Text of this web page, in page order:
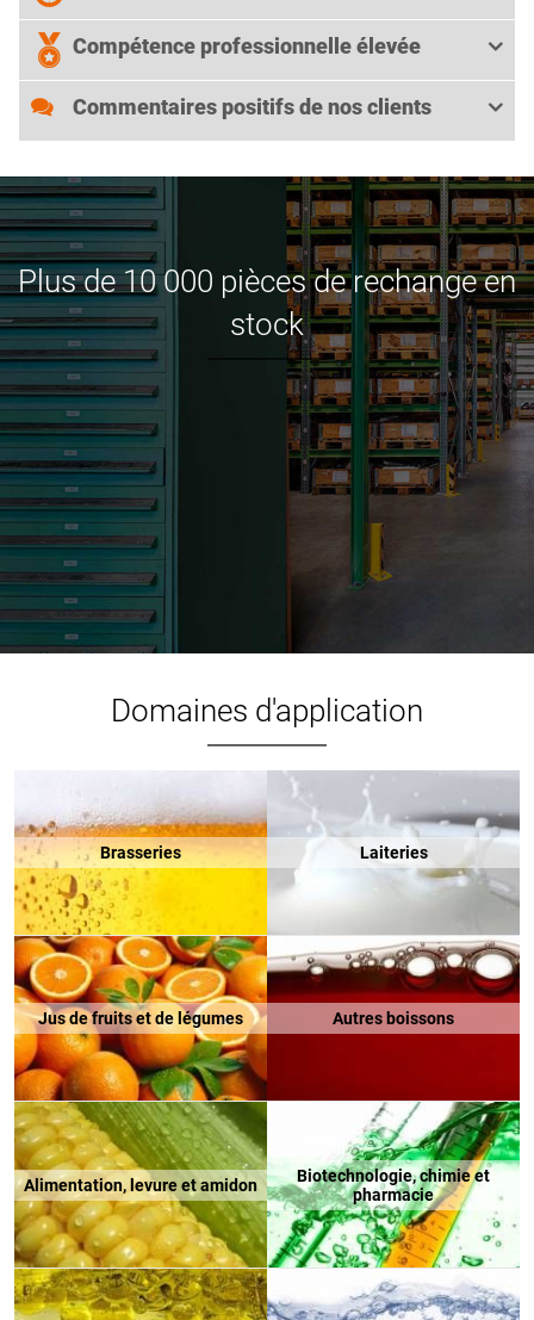
Compétence professionnelle élevée
Commentaires positifs de nos clients
Plus de 10 000 pièces de rechange en
stock
Domaines d'application
Brasseries Laiteries
Jus de fruits et de légumes Autres boissons
Alimentation, levure et amidon
Biotechnologie, chimie et
pharmacie